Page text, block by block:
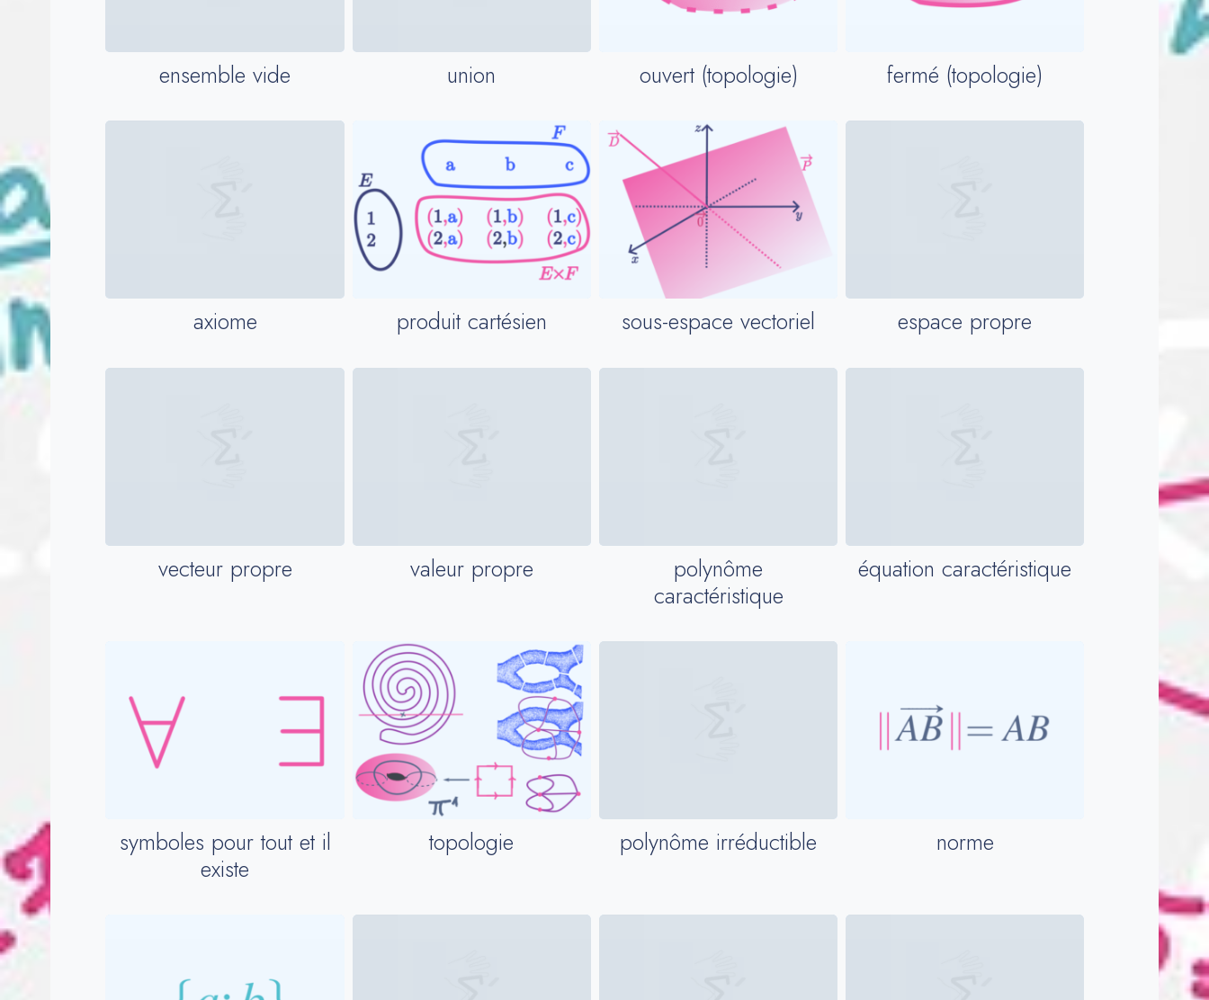
ensemble vide union ouvert (topologie) fermé (topologie)
axiome produit cartésien sous-espace vectoriel espace propre
vecteur propre valeur propre
polynôme
caractéristique
équation caractéristique
symboles pour tout et il
existe
topologie polynôme irréductible norme